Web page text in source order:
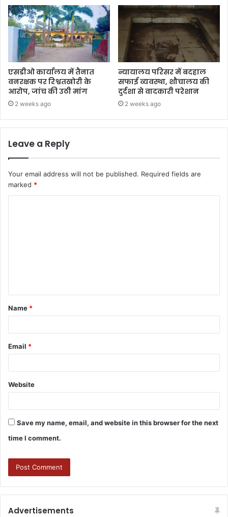
एसडीओ कार्यालय में तैनात
वनरक्षक पर रिश्वतखोरी के
आरोप, जांच की उठी मांग
2 weeks ago
न्यायालय परिसर में बदहाल
सफाई व्यवस्था, शौचालय की
दुर्दशा से वादकारी परेशान
2 weeks ago
Leave a Reply
Your email address will not be published. Required fields are
marked *
Name *
Email *
Website
Save my name, email, and website in this browser for the next
time I comment.
Advertisements